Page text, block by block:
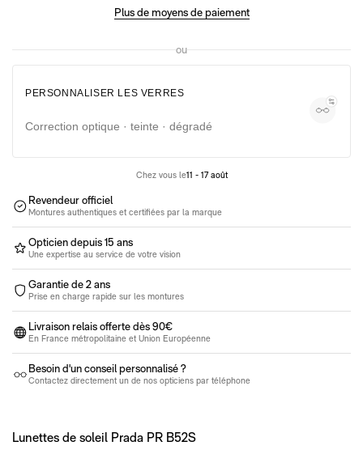
Lunettes moins de 100€
Lunettes de vue entre 100€ et 350€
Lunettes de soleil entre 100€ et 350€
Plus de moyens de paiement
ou
PERSONNALISER LES VERRES
Correction optique · teinte · dégradé
Chez vous le11 - 17 août
Revendeur officiel
Montures authentiques et certifiées par la marque
Opticien depuis 15 ans
Une expertise au service de votre vision
Garantie de 2 ans
Prise en charge rapide sur les montures
Livraison relais offerte dès 90€
En France métropolitaine et Union Européenne
Besoin d'un conseil personnalisé ?
Contactez directement un de nos opticiens par téléphone
Lunettes de soleil Prada PR B52S